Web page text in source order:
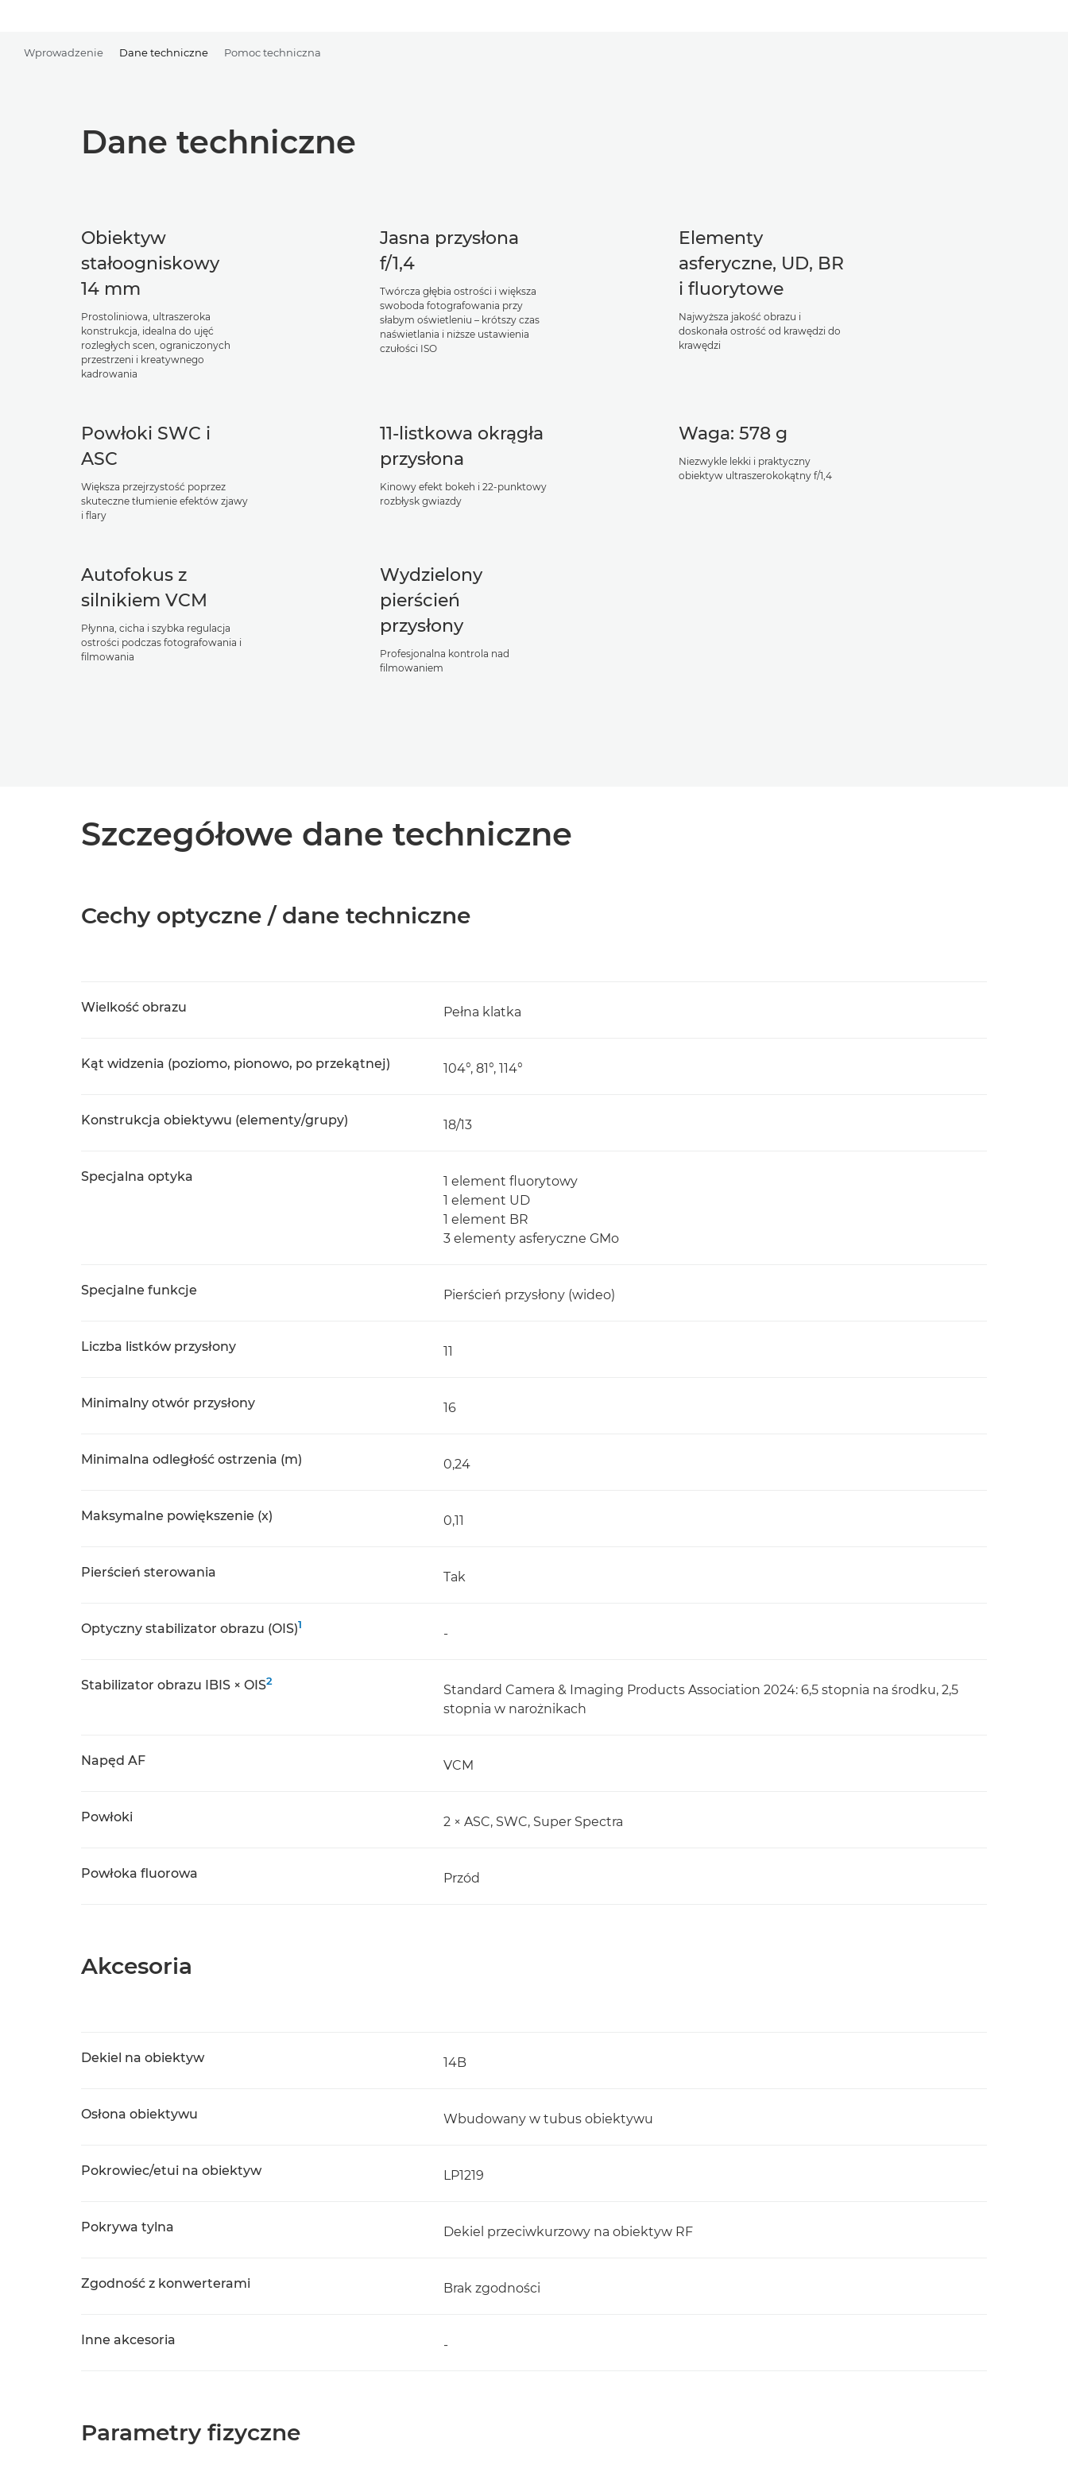
Wprowadzenie Dane techniczne Pomoc techniczna
Dane techniczne
Obiektyw
stałoogniskowy
14 mm
Prostoliniowa, ultraszeroka
konstrukcja, idealna do ujęć
rozległych scen, ograniczonych
przestrzeni i kreatywnego
kadrowania
Jasna przysłona
f/1,4
Twórcza głębia ostrości i większa
swoboda fotografowania przy
słabym oświetleniu – krótszy czas
naświetlania i niższe ustawienia
czułości ISO
Elementy
asferyczne, UD, BR
i fluorytowe
Najwyższa jakość obrazu i
doskonała ostrość od krawędzi do
krawędzi
Powłoki SWC i
ASC
Większa przejrzystość poprzez
skuteczne tłumienie efektów zjawy
i flary
11-listkowa okrągła
przysłona
Kinowy efekt bokeh i 22-punktowy
rozbłysk gwiazdy
Waga: 578 g
Niezwykle lekki i praktyczny
obiektyw ultraszerokokątny f/1,4
Autofokus z
silnikiem VCM
Płynna, cicha i szybka regulacja
ostrości podczas fotografowania i
filmowania
Wydzielony
pierścień
przysłony
Profesjonalna kontrola nad
filmowaniem
Szczegółowe dane techniczne
Cechy optyczne / dane techniczne
Wielkość obrazu Pełna klatka
Kąt widzenia (poziomo, pionowo, po przekątnej) 104°, 81°, 114°
Konstrukcja obiektywu (elementy/grupy) 18/13
Specjalna optyka
1 element fluorytowy
1 element UD
1 element BR
3 elementy asferyczne GMo
Specjalne funkcje Pierścień przysłony (wideo)
Liczba listków przysłony 11
Minimalny otwór przysłony 16
Minimalna odległość ostrzenia (m) 0,24
Maksymalne powiększenie (x) 0,11
Pierścień sterowania Tak
Optyczny stabilizator obrazu (OIS)1
-
Stabilizator obrazu IBIS × OIS2
Standard Camera & Imaging Products Association 2024: 6,5 stopnia na środku, 2,5
stopnia w narożnikach
Napęd AF VCM
Powłoki 2 × ASC, SWC, Super Spectra
Powłoka fluorowa Przód
Akcesoria
Dekiel na obiektyw 14B
Osłona obiektywu Wbudowany w tubus obiektywu
Pokrowiec/etui na obiektyw LP1219
Pokrywa tylna Dekiel przeciwkurzowy na obiektyw RF
Zgodność z konwerterami Brak zgodności
Inne akcesoria -
Parametry fizyczne